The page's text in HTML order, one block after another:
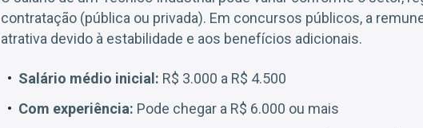
contratação (pública ou privada). Em concursos públicos, a
atrativa devido à estabilidade e aos benefícios adicionais.
Salário médio inicial: R$ 3.000 a R$ 4.500
Com experiência: Pode chegar a R$ 6.000 ou mais